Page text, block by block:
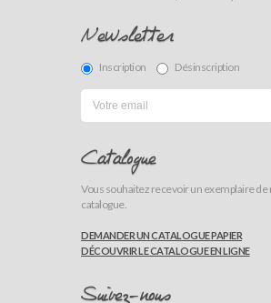
Catalogue
catalogue.
DÉCOUVRIR LE CATALOGUE EN LIGNE
Suivez-nous